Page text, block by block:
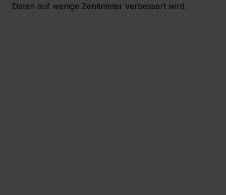
Daten auf wenige Zentimeter verbessert wird.